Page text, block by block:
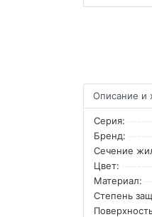
Описание и
Серия:
Бренд:
Сечение
Цвет:
Материал:
Степень